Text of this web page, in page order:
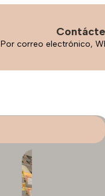
Por correo electrónico,